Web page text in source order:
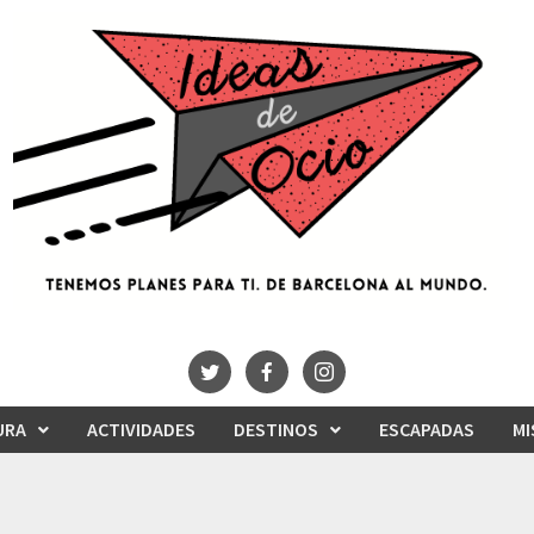
ACTIVIDADES DESTINOS ESCAPADAS